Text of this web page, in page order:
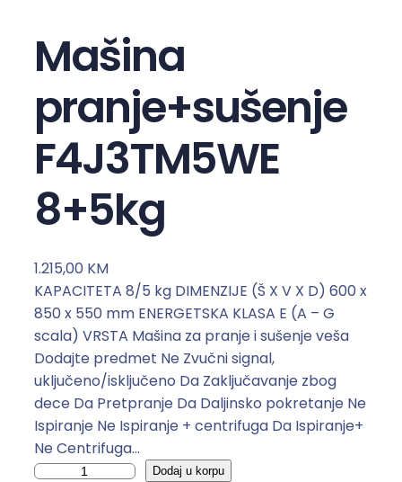
Mašina
pranje+sušenje
F4J3TM5WE
8+5kg
1.215,00 KM
KAPACITETA 8/5 kg DIMENZIJE (Š X V X D) 600 x
850 x 550 mm ENERGETSKA KLASA E (A – G
scala) VRSTA Mašina za pranje i sušenje veša
Dodajte predmet Ne Zvučni signal,
uključeno/isključeno Da Zaključavanje zbog
dece Da Pretpranje Da Daljinsko pokretanje Ne
Ispiranje Ne Ispiranje + centrifuga Da Ispiranje+
Ne Centrifuga…
M
Dodaj u korpu